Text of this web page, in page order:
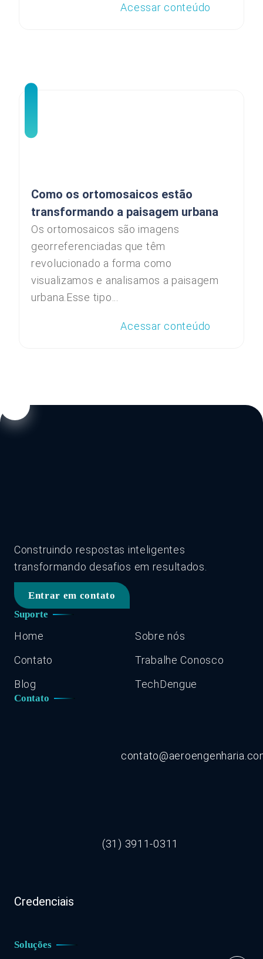
Acessar conteúdo
Como os ortomosaicos estão
transformando a paisagem urbana
Os ortomosaicos são imagens
georreferenciadas que têm
revolucionado a forma como
visualizamos e analisamos a paisagem
urbana.Esse tipo...
Acessar conteúdo
Construindo respostas inteligentes
transformando desafios em resultados.
Entrar em contato
Suporte
Home
Sobre nós
Contato
Trabalhe Conosco
Blog
TechDengue
Contato
(31) 3911-0311
Credenciais
Soluções